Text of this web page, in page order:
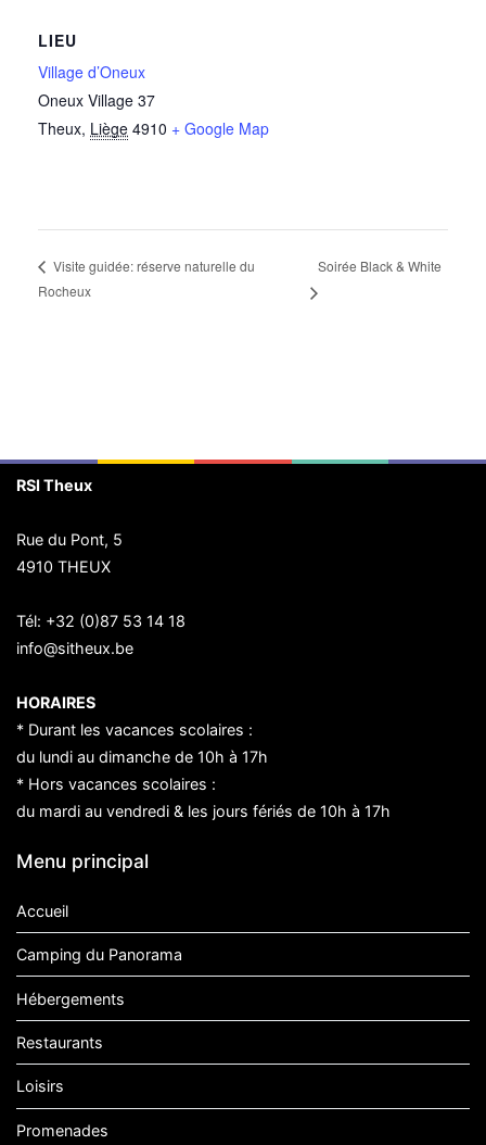
LIEU
Village d’Oneux
Oneux Village 37
Theux, Liège 4910 + Google Map
Visite guidée: réserve naturelle du
Rocheux
Soirée Black & White
RSI Theux
Rue du Pont, 5
4910 THEUX
Tél: +32 (0)87 53 14 18
info@sitheux.be
HORAIRES
* Durant les vacances scolaires :
du lundi au dimanche de 10h à 17h
* Hors vacances scolaires :
du mardi au vendredi & les jours fériés de 10h à 17h
Menu principal
Accueil
Camping du Panorama
Hébergements
Restaurants
Loisirs
Promenades